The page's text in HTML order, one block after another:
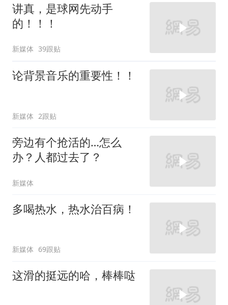
讲真，是球网先动手
的！！！
新媒体 39跟贴
论背景音乐的重要性！！
新媒体 2跟贴
旁边有个抢活的…怎么
办？人都过去了？
新媒体
多喝热水，热水治百病！
新媒体 69跟贴
这滑的挺远的哈，棒棒哒